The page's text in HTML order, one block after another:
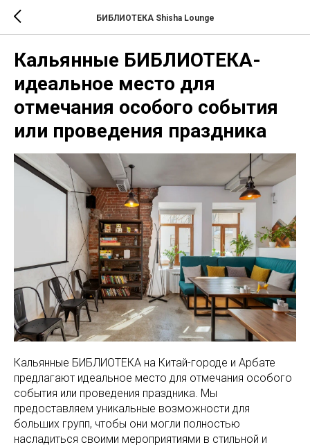
БИБЛИОТЕКА Shisha Lounge
Кальянные БИБЛИОТЕКА-
идеальное место для
отмечания особого события
или проведения праздника
Кальянные БИБЛИОТЕКА на Китай-городе и Арбате
предлагают идеальное место для отмечания особого
события или проведения праздника. Мы
предоставляем уникальные возможности для
больших групп, чтобы они могли полностью
насладиться своими мероприятиями в стильной и